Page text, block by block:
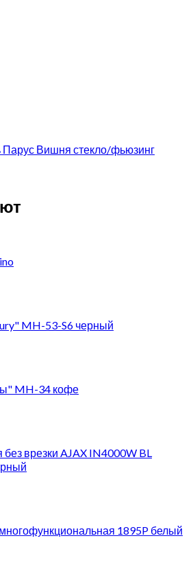
Вишня стекло/фьюзинг
MH-53-S6 черный
MH-34 кофе
врезки AJAX IN4000W BL
1895P белый